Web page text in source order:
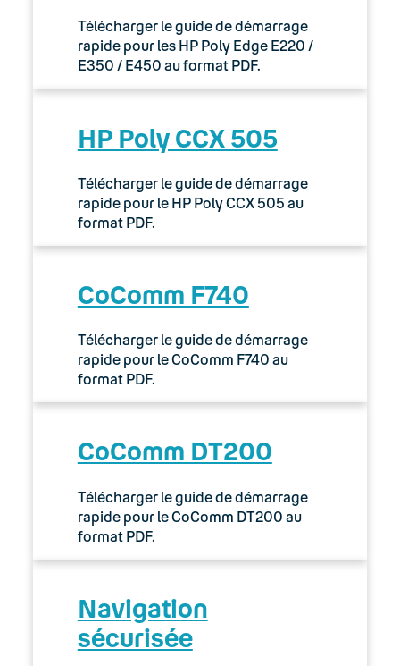
Télécharger le guide de démarrage
rapide pour les HP Poly Edge E220 /
E350 / E450 au format PDF.
HP Poly CCX 505
Télécharger le guide de démarrage
rapide pour le HP Poly CCX 505 au
format PDF.
CoComm F740
Télécharger le guide de démarrage
rapide pour le CoComm F740 au
format PDF.
CoComm DT200
Télécharger le guide de démarrage
rapide pour le CoComm DT200 au
format PDF.
Navigation
sécurisée